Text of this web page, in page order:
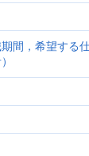
間，希望する